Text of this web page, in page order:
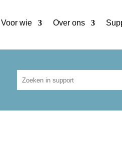
Voor wie Over ons